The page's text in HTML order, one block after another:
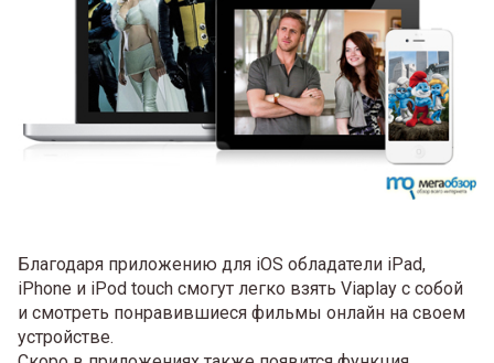
Благодаря приложению для iOS обладатели iPad,
iPhone и iPod touch смогут легко взять Viaplay с собой
и смотреть понравившиеся фильмы онлайн на своем
устройстве.